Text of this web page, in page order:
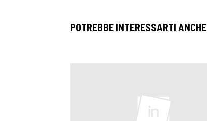
POTREBBE INTERESSARTI ANCHE